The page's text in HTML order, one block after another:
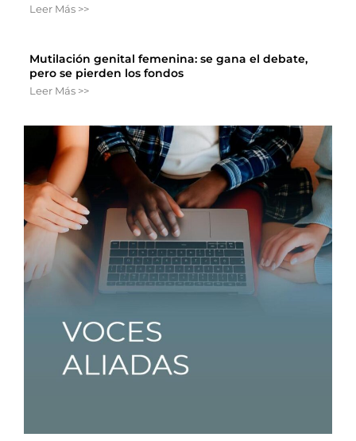
Leer Más >>
Mutilación genital femenina: se gana el debate,
pero se pierden los fondos
Leer Más >>